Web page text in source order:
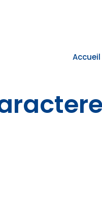
Accueil